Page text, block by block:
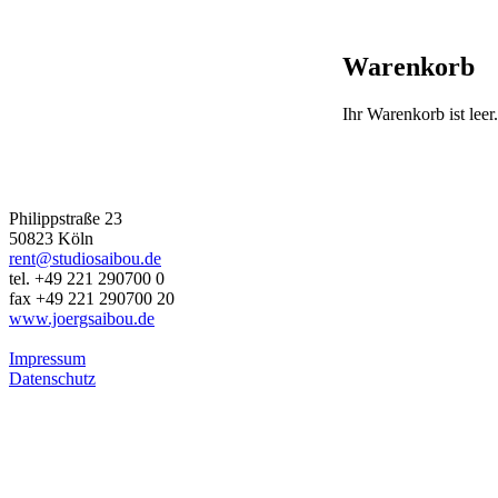
Warenkorb
Ihr Warenkorb ist leer.
Philippstraße 23
50823 Köln
rent@studiosaibou.de
tel. +49 221 290700 0
fax +49 221 290700 20
www.joergsaibou.de
Impressum
Datenschutz